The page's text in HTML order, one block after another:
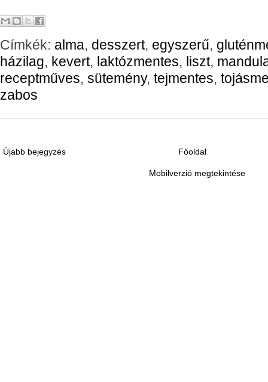
Címkék: alma, desszert, egyszerű,
házilag, kevert, laktózmentes, liszt,
receptműves, sütemény, tejmentes,
zabos
Újabb bejegyzés Főoldal
Mobilverzió megtekintése